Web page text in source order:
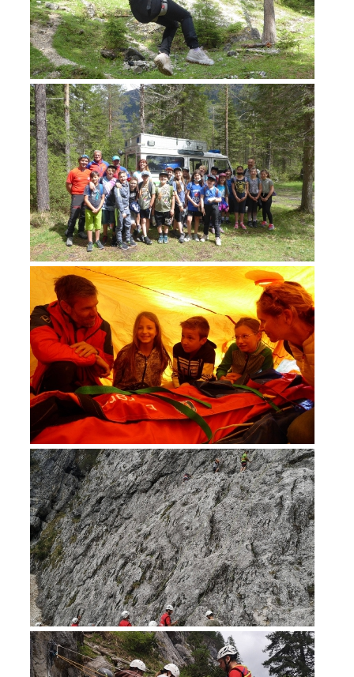
Ausbildung
TÄTIGKEIT
Bergrettung